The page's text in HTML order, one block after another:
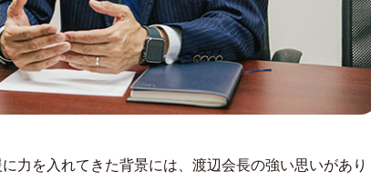
力を入れてきた背景には、渡辺会長の強い思いがあり